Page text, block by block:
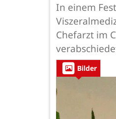
In einem
Chefarzt im
Bilder